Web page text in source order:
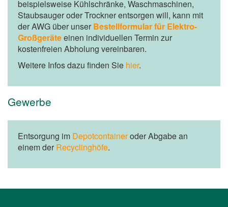
beispielsweise Kühlschränke, Waschmaschinen,
Staubsauger oder Trockner entsorgen will, kann mit
der AWG über unser Bestellformular für Elektro-
Großgeräteeinen individuellen Termin zur
kostenfreien Abholung vereinbaren.
Weitere Infos dazu finden Sie hier.
Gewerbe
Entsorgung im Depotcontaineroder Abgabe an
einem der Recyclinghöfe.